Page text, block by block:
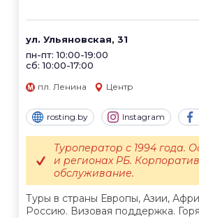
ул. Ульяновская, 31
пн-пт: 10:00-19:00
сб: 10:00-17:00
пл. Ленина Центр
rosting.by Instagram
Туры в страны Европы, Азии,
Россию. Визовая поддержка.
Туроператор с 1994 года.
и регионах РБ.
обслуживание.